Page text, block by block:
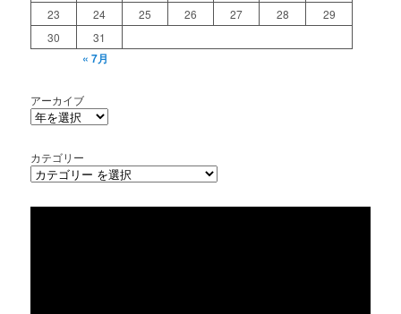
23
24 25 26 27 28
29
30
31
« 7月
アーカイブ
カテゴリー